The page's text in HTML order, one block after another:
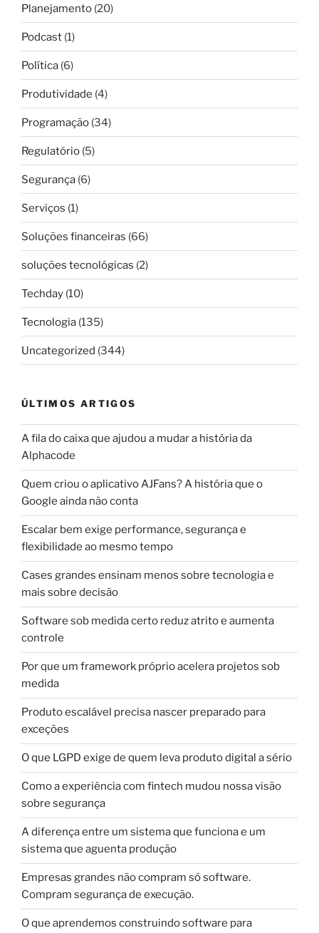
Planejamento (20)
Podcast (1)
Política (6)
Produtividade (4)
Programação (34)
Regulatório (5)
Segurança (6)
Serviços (1)
Soluções financeiras (66)
soluções tecnológicas (2)
Techday (10)
Tecnologia (135)
Uncategorized (344)
ÚLTIMOS ARTIGOS
A fila do caixa que ajudou a mudar a história da
Alphacode
Quem criou o aplicativo AJFans? A história que o
Google ainda não conta
Escalar bem exige performance, segurança e
flexibilidade ao mesmo tempo
Cases grandes ensinam menos sobre tecnologia e
mais sobre decisão
Software sob medida certo reduz atrito e aumenta
controle
Por que um framework próprio acelera projetos sob
medida
Produto escalável precisa nascer preparado para
exceções
O que LGPD exige de quem leva produto digital a sério
Como a experiência com fintech mudou nossa visão
sobre segurança
A diferença entre um sistema que funciona e um
sistema que aguenta produção
Empresas grandes não compram só software.
Compram segurança de execução.
O que aprendemos construindo software para